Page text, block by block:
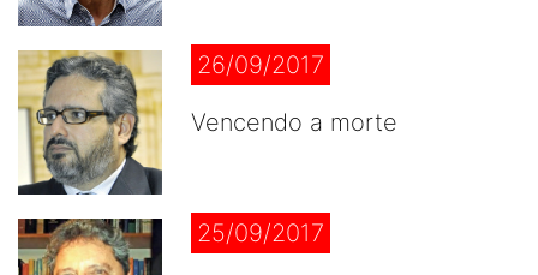
26/09/2017
Vencendo a morte
25/09/2017